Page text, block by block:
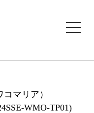
store
マリア）
WMO-TP01)